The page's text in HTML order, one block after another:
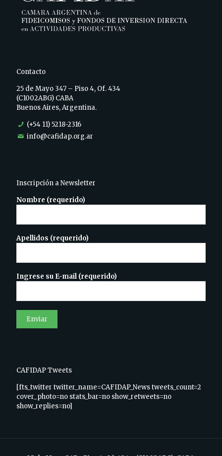
Contacto
25 de Mayo 347 – Piso 4, Of. 434
(C1002ABG) CABA
Buenos Aires, Argentina.
(+54 11) 5218-2316
info@cafidap.org.ar
Inscripción a Newsletter
Nombre (requerido)
Apellidos (requerido)
Ingrese su E-mail (requerido)
CAFIDAP Tweets
[fts_twitter twitter_name=CAFIDAP_News tweets_count=2
cover_photo=no stats_bar=no show_retweets=no
show_replies=no]